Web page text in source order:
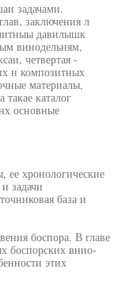
задачами.
заключения л
давилышк
винодельням,
четвертая -
н композитных
материалы,
каталог
основные
ее хронологические
задачи
база и
боспора. В главе
боспорских внио-
этих